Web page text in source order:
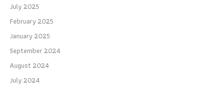
July 2025
February 2025
January 2025
September 2024
August 2024
July 2024